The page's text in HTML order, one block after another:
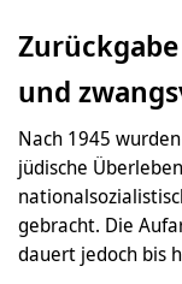
und
Nach 1945
jüdische
gebracht. Die
dauert jedoch bis